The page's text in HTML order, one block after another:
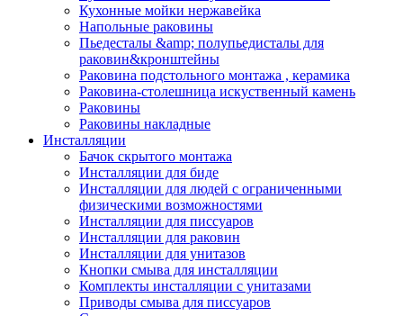
Кухонные мойки нержавейка
Напольные раковины
Пьедесталы &amp; полупьедисталы для
раковин&кронштейны
Раковина подстольного монтажа , керамика
Раковина-столешница искуственный камень
Раковины
Раковины накладные
Инсталляции
Бачок скрытого монтажа
Инсталляции для биде
Инсталляции для людей с ограниченными
физическими возможностями
Инсталляции для писсуаров
Инсталляции для раковин
Инсталляции для унитазов
Кнопки смыва для инсталляции
Комплекты инсталляции с унитазами
Приводы смыва для писсуаров